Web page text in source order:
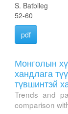
S. Batbileg
52-60
pdf
Монголын
хандлага
түвшинтэй
Trends and
comparison